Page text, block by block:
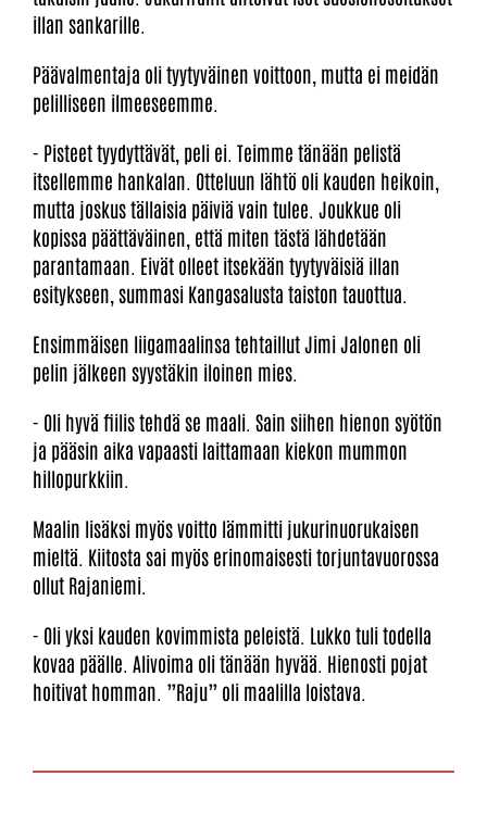
illan sankarille.
Päävalmentaja oli tyytyväinen voittoon, mutta ei meidän
pelilliseen ilmeeseemme.
- Pisteet tyydyttävät, peli ei. Teimme tänään pelistä
itsellemme hankalan. Otteluun lähtö oli kauden heikoin,
mutta joskus tällaisia päiviä vain tulee. Joukkue oli
kopissa päättäväinen, että miten tästä lähdetään
parantamaan. Eivät olleet itsekään tyytyväisiä illan
esitykseen, summasi Kangasalusta taiston tauottua.
Ensimmäisen liigamaalinsa tehtaillut Jimi Jalonen oli
pelin jälkeen syystäkin iloinen mies.
- Oli hyvä fiilis tehdä se maali. Sain siihen hienon syötön
ja pääsin aika vapaasti laittamaan kiekon mummon
hillopurkkiin.
Maalin lisäksi myös voitto lämmitti jukurinuorukaisen
mieltä. Kiitosta sai myös erinomaisesti torjuntavuorossa
ollut Rajaniemi.
- Oli yksi kauden kovimmista peleistä. Lukko tuli todella
kovaa päälle. Alivoima oli tänään hyvää. Hienosti pojat
hoitivat homman. ”Raju” oli maalilla loistava.